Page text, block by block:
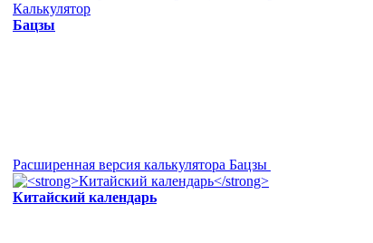
Калькулятор
Бацзы
Расширенная версия калькулятора Бацзы
Китайский календарь